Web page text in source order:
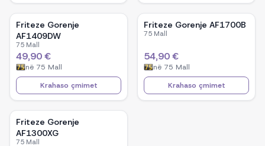
Friteze Gorenje
AF1409DW
75 Mall
49,90 €
në 75 Mall
Krahaso çmimet
Friteze Gorenje AF1700B
75 Mall
54,90 €
në 75 Mall
Krahaso çmimet
Friteze Gorenje
AF1300XG
75 Mall